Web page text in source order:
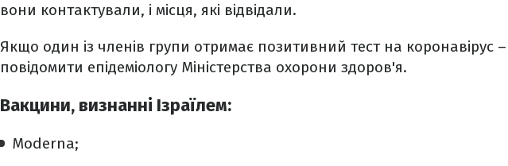
вони контактували, і місця, які відвідали.
Якщо один із членів групи отримає позитивний тест на коронавірус
повідомити епідеміологу Міністерства охорони здоров'я.
Вакцини, визнанні Ізраїлем:
Moderna;